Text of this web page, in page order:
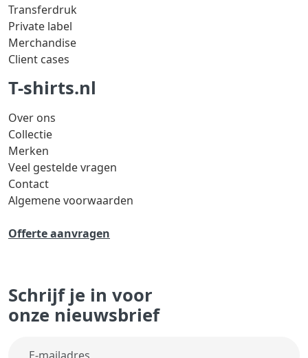
Transferdruk
Private label
Merchandise
Client cases
T-shirts.nl
Over ons
Collectie
Merken
Veel gestelde vragen
Contact
Algemene voorwaarden
Offerte aanvragen
Schrijf je in voor
onze nieuwsbrief